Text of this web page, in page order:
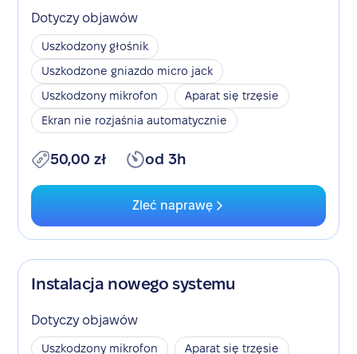
Dotyczy objawów
Uszkodzony głośnik
Uszkodzone gniazdo micro jack
Uszkodzony mikrofon
Aparat się trzęsie
Ekran nie rozjaśnia automatycznie
50,00 zł od 3h
Zleć naprawę
Instalacja nowego systemu
Dotyczy objawów
Uszkodzony mikrofon
Aparat się trzęsie